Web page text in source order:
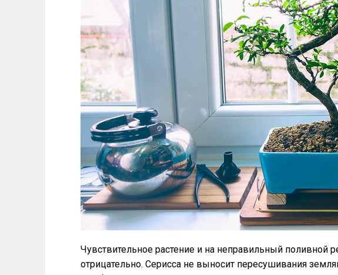
Чувствительное растение и на неправильный поливной
отрицательно. Серисса не выносит пересушивания